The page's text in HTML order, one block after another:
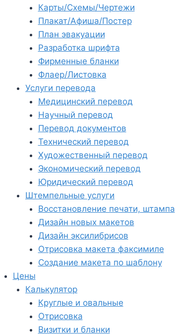
Карты/Схемы/Чертежи
Плакат/Афиша/Постер
План эвакуации
Разработка шрифта
Фирменные бланки
Флаер/Листовка
Услуги перевода
Медицинский перевод
Научный перевод
Перевод документов
Технический перевод
Художественный перевод
Экономический перевод
Юридический перевод
Штемпельные услуги
Восстановление печати, штампа
Дизайн новых макетов
Дизайн эксилибрисов
Отрисовка макета факсимиле
Создание макета по шаблону
Цены
Калькулятор
Круглые и овальные
Отрисовка
Визитки и бланки